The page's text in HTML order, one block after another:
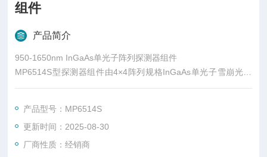
组件
产品简介
950-1650nm InGaAs单光子阵列探测器组件
MP6514S型探测器组件由4×4阵列规格InGaAs单光子雪崩光电
二极管(SPAD)芯片、CMOS主被动淬灭电路芯片倒焊互连而成的
盖革工作模式下，探测器组件各像元独立、自由运行，探测0.95-
1.65 μm的近红外波段范围内微弱光信号，实时输出TTL电信
号。
产品型号：MP6514S
更新时间：2025-08-30
厂商性质：经销商